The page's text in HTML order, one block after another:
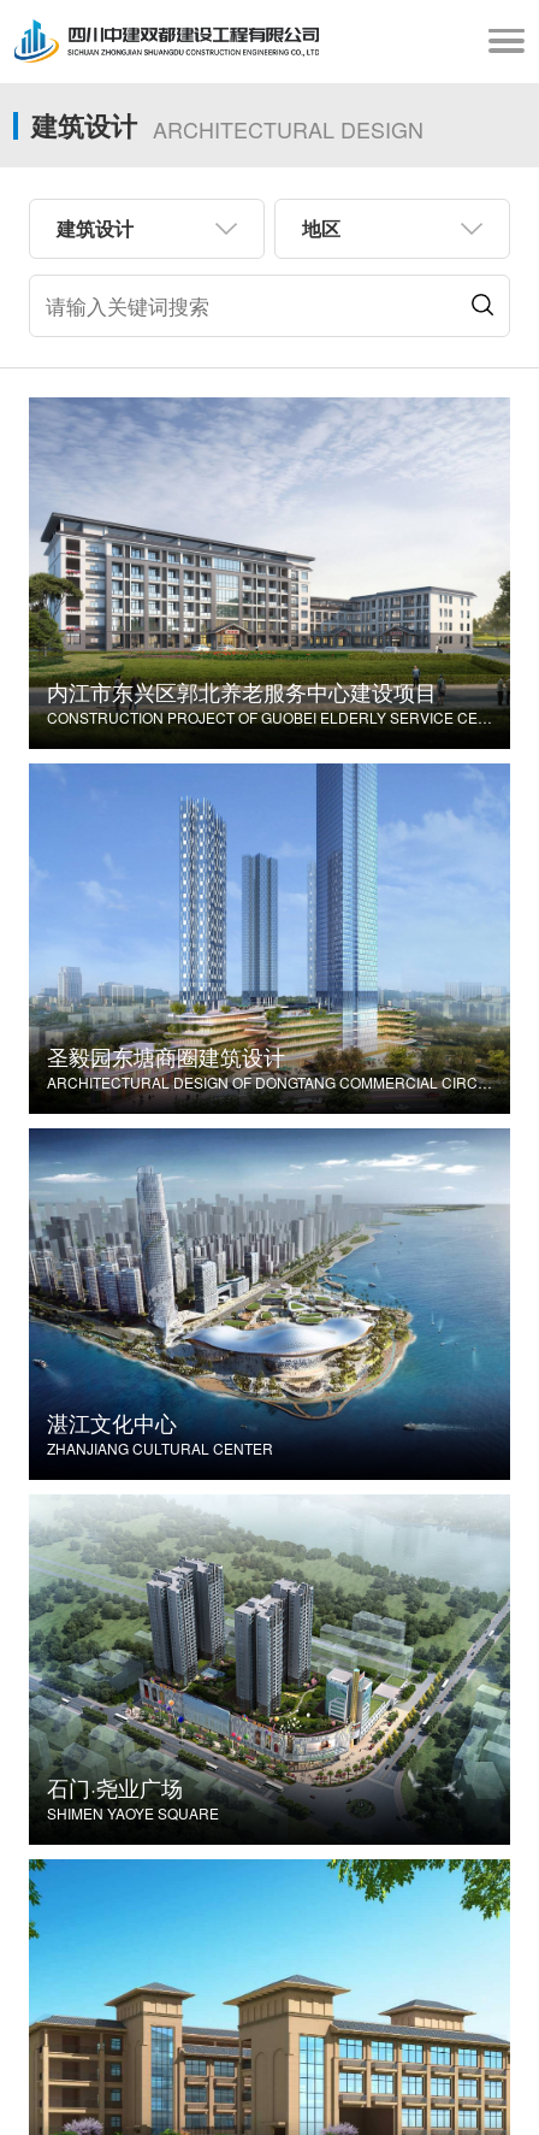
建筑设计 ARCHITECTURAL DESIGN
建筑设计 地区
内江市东兴区郭北养老服务中心建设项目
CONSTRUCTION PROJECT OF GUOBEI ELDERLY SERVICE CENTER IN DONGXING DISTRICT, NEIJIANG CITY
圣毅园东塘商圈建筑设计
ARCHITECTURAL DESIGN OF DONGTANG COMMERCIAL CIRCLE IN SHENGYI GARDEN
湛江文化中心
ZHANJIANG CULTURAL CENTER
石门·尧业广场
SHIMEN YAOYE SQUARE